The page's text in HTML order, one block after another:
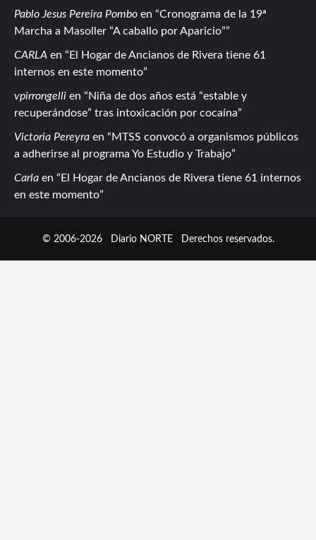
Pablo Jesus Pereira Pombo en
Cronograma de la 19ª
Marcha a Masoller “A caballo por Aparicio”
CARLA en
El Hogar de Ancianos de Rivera tiene 61
internos en este momento
vpirrongelli en
Niña de dos años está “estable y
recuperándose” tras intoxicación por cocaína
Victoria Pereyra en
MTSS convocó a organismos públicos
a adherirse al programa Yo Estudio y Trabajo
Carla en
El Hogar de Ancianos de Rivera tiene 61 internos
en este momento
© 2006-2026 Diario NORTEDerechos reservados.